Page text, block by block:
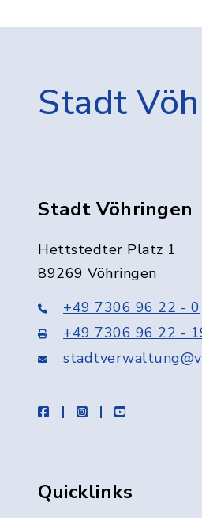
Stadt
Stadt Vöhringen
Hettstedter Platz 1
89269 Vöhringen
+49 7306 96 22 - 0
+49 7306 96 22 -
facebookinstagramyoutube
Quicklinks